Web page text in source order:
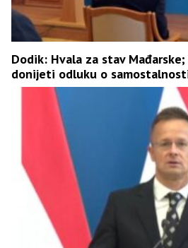
Dodik: Hvala za stav
donijeti odluku o